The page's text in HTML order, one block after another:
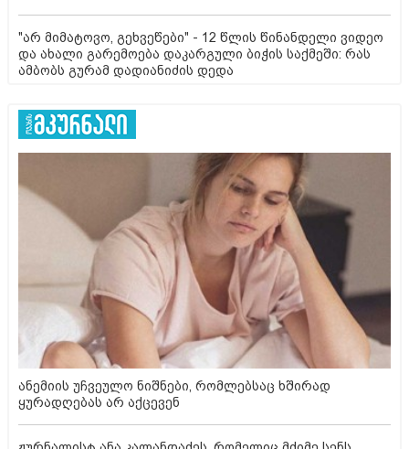
"არ მიმატოვო, გეხვეწები" - 12 წლის წინანდელი ვიდეო
და ახალი გარემოება დაკარგული ბიჭის საქმეში: რას
ამბობს გურამ დადიანიძის დედა
ანემიის უჩვეულო ნიშნები, რომლებსაც ხშირად
ყურადღებას არ აქცევენ